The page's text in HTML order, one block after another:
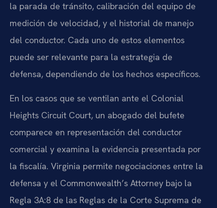
la parada de tránsito, calibración del equipo de
medición de velocidad, y el historial de manejo
del conductor. Cada uno de estos elementos
puede ser relevante para la estrategia de
defensa, dependiendo de los hechos específicos.
En los casos que se ventilan ante el Colonial
Heights Circuit Court, un abogado del bufete
comparece en representación del conductor
comercial y examina la evidencia presentada por
la fiscalía. Virginia permite negociaciones entre la
defensa y el Commonwealth’s Attorney bajo la
Regla 3A:8 de las Reglas de la Corte Suprema de